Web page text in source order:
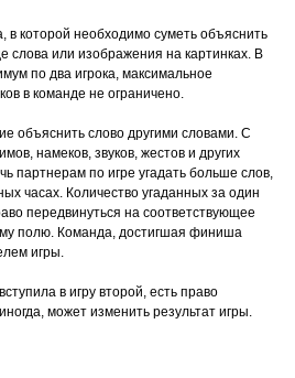
в которой необходимо суметь объяснить
слова или изображения на картинках. В
по два игрока, максимальное
в команде не ограничено.
объяснить слово другими словами. С
намеков, звуков, жестов и других
партнерам по игре угадать больше слов,
часах. Количество угаданных за один
передвинуться на соответствующее
полю. Команда, достигшая финиша
игры.
в игру второй, есть право
может изменить результат игры.